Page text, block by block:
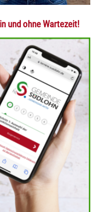
und ohne Wartezeit!